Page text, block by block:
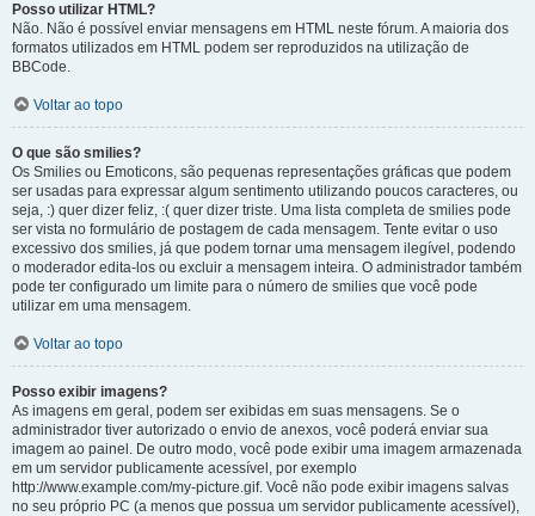
Posso utilizar HTML?
Não. Não é possível enviar mensagens em HTML neste fórum. A maioria dos
formatos utilizados em HTML podem ser reproduzidos na utilização de
BBCode.
Voltar ao topo
O que são smilies?
Os Smilies ou Emoticons, são pequenas representações gráficas que podem
ser usadas para expressar algum sentimento utilizando poucos caracteres, ou
seja, :) quer dizer feliz, :( quer dizer triste. Uma lista completa de smilies pode
ser vista no formulário de postagem de cada mensagem. Tente evitar o uso
excessivo dos smilies, já que podem tornar uma mensagem ilegível, podendo
o moderador edita-los ou excluir a mensagem inteira. O administrador também
pode ter configurado um limite para o número de smilies que você pode
utilizar em uma mensagem.
Voltar ao topo
Posso exibir imagens?
As imagens em geral, podem ser exibidas em suas mensagens. Se o
administrador tiver autorizado o envio de anexos, você poderá enviar sua
imagem ao painel. De outro modo, você pode exibir uma imagem armazenada
em um servidor publicamente acessível, por exemplo
http://www.example.com/my-picture.gif. Você não pode exibir imagens salvas
no seu próprio PC (a menos que possua um servidor publicamente acessível),